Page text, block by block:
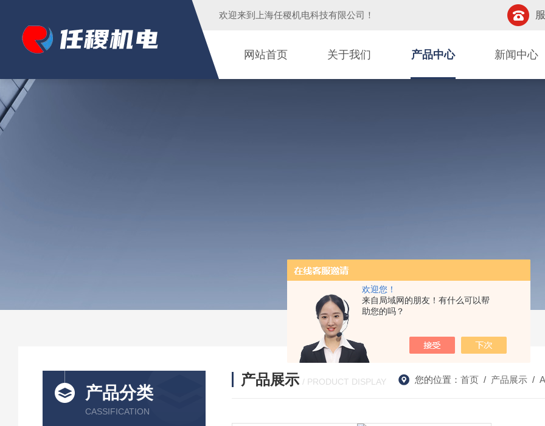
欢迎您！
来自局域网的朋友！有什么可以帮
助您的吗？
欢迎来到 上海任稷机电科技有限公司 ！
网站首页 关于我们 产品中心 新闻中心
产品分类
CASSIFICATION
产品展示 / PRODUCT DISPLAY 您的位置： 首页/ 产品展示/